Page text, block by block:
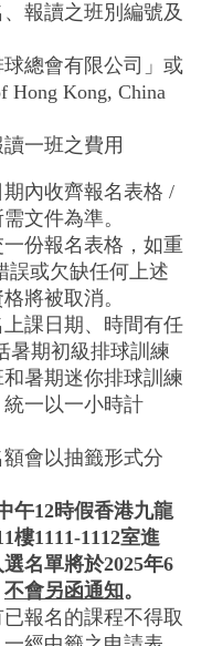
報讀之班別編號及
總會有限公司」或
Hong Kong, China
一班之費用
內收齊報名表格 /
文件為準。
份報名表格，如重
誤或欠缺任何上述
將被取消。
課日期、時間有任
暑期初級排球訓練
暑期迷你排球訓練
一以一小時計
會以抽籤形式分
午12時假香港九龍
樓1111-1112室進
名單將於2025年6
不會另函通知。
報名的課程不得取